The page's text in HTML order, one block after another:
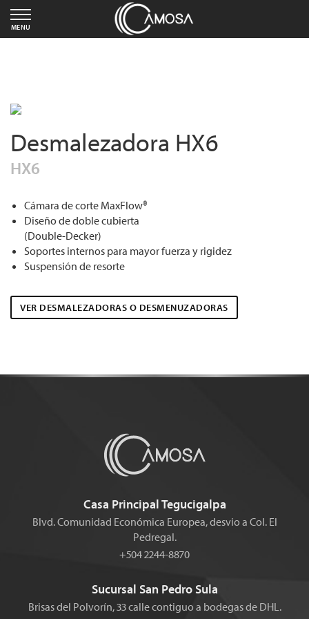
Desmalezadora HX6
HX6
Cámara de corte MaxFlow®
Diseño de doble cubierta
(Double-Decker)
Soportes internos para mayor fuerza y rigidez
Suspensión de resorte
VER DESMALEZADORAS O DESMENUZADORAS
Casa Principal Tegucigalpa
Blvd. Comunidad Económica Europea, desvio a Col. El
Pedregal.
+504 2244-8870
Sucursal San Pedro Sula
Brisas del Polvorín, 33 calle contiguo a bodegas de DHL.
MENU